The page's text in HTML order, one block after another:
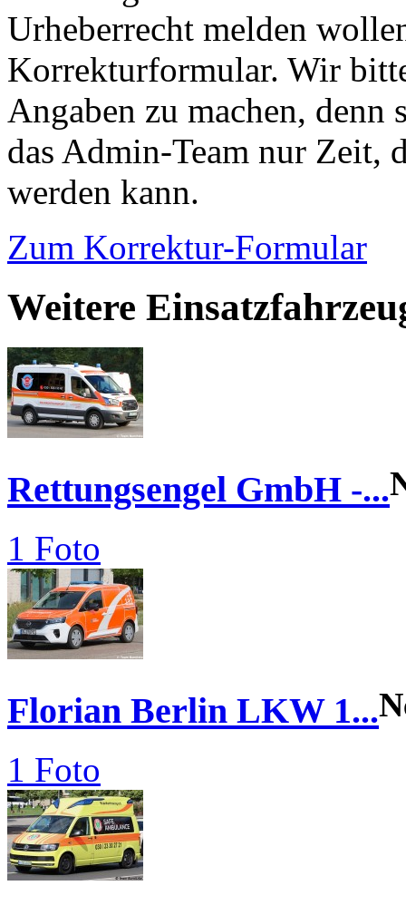
Urheberrecht melden
Korrekturformular. Wir
Angaben zu machen,
das Admin-Team nur Zeit,
werden kann.
Zum Korrektur-Formular
Weitere
Rettungsengel GmbH -...
1 Foto
Florian Berlin LKW 1...
1 Foto